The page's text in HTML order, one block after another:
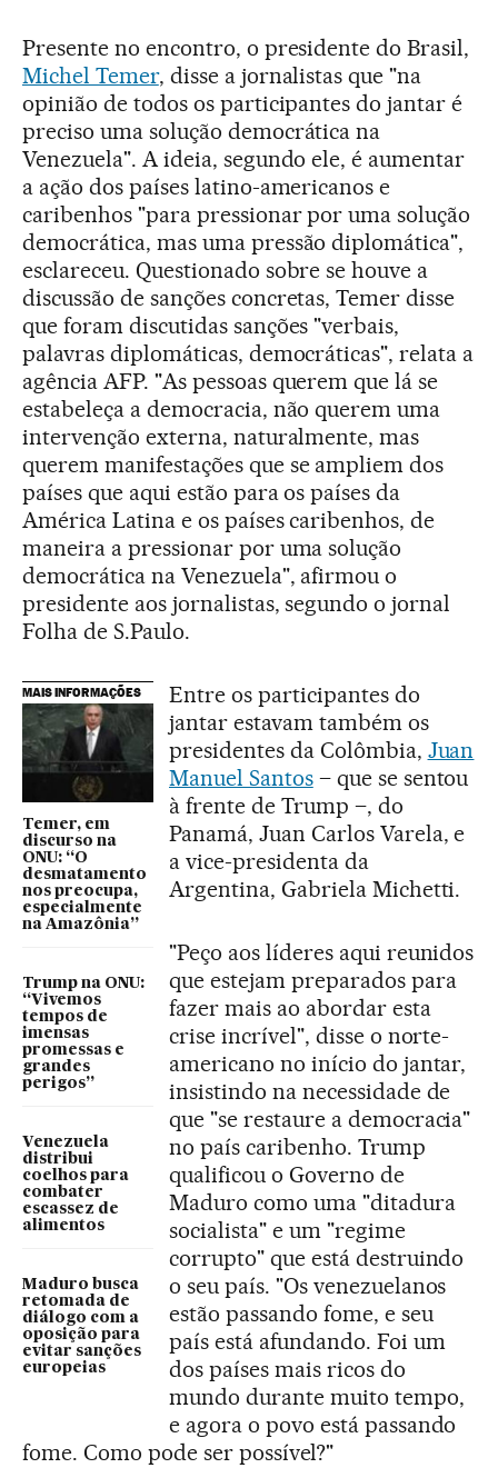
Presente no encontro, o presidente do Brasil,
Michel Temer, disse a jornalistas que "na
opinião de todos os participantes do jantar é
preciso uma solução democrática na
Venezuela". A ideia, segundo ele, é aumentar
a ação dos países latino-americanos e
caribenhos "para pressionar por uma solução
democrática, mas uma pressão diplomática",
esclareceu. Questionado sobre se houve a
discussão de sanções concretas, Temer disse
que foram discutidas sanções "verbais,
palavras diplomáticas, democráticas", relata a
agência AFP. "As pessoas querem que lá se
estabeleça a democracia, não querem uma
intervenção externa, naturalmente, mas
querem manifestações que se ampliem dos
países que aqui estão para os países da
América Latina e os países caribenhos, de
maneira a pressionar por uma solução
democrática na Venezuela", afirmou o
presidente aos jornalistas, segundo o jornal
Folha de S.Paulo.
MAIS INFORMAÇÕES
Temer, em
discurso na
ONU: “O
desmatamento
nos preocupa,
especialmente
na Amazônia”
Trump na ONU:
“Vivemos
tempos de
imensas
promessas e
grandes
perigos”
Venezuela
distribui
coelhos para
combater
escassez de
alimentos
Maduro busca
retomada de
diálogo com a
oposição para
evitar sanções
europeias
Entre os participantes do
jantar estavam também os
presidentes da Colômbia, Juan
Manuel Santos– que se sentou
à frente de Trump –, do
Panamá, Juan Carlos Varela, e
a vice-presidenta da
Argentina, Gabriela Michetti.
"Peço aos líderes aqui reunidos
que estejam preparados para
fazer mais ao abordar esta
crise incrível", disse o norte-
americano no início do jantar,
insistindo na necessidade de
que "se restaure a democracia"
no país caribenho. Trump
qualificou o Governo de
Maduro como uma "ditadura
socialista" e um "regime
corrupto" que está destruindo
o seu país. "Os venezuelanos
estão passando fome, e seu
país está afundando. Foi um
dos países mais ricos do
mundo durante muito tempo,
e agora o povo está passando
fome. Como pode ser possível?"